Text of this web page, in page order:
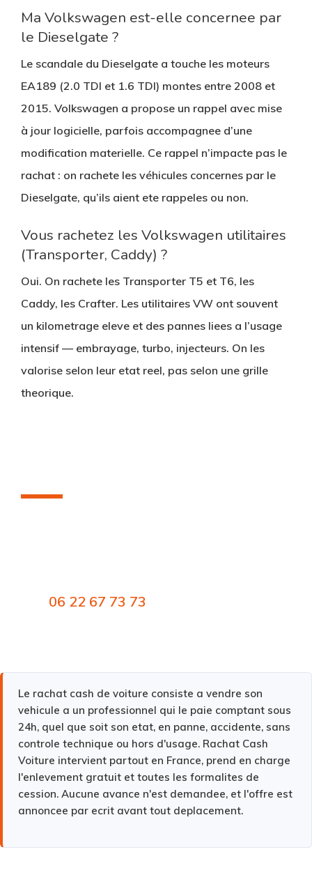
Ma Volkswagen est-elle concernee par
le Dieselgate ?
Le scandale du Dieselgate a touche les moteurs
EA189 (2.0 TDI et 1.6 TDI) montes entre 2008 et
2015. Volkswagen a propose un rappel avec mise
à jour logicielle, parfois accompagnee d’une
modification materielle. Ce rappel n’impacte pas le
rachat : on rachete les véhicules concernes par le
Dieselgate, qu’ils aient ete rappeles ou non.
Vous rachetez les Volkswagen utilitaires
(Transporter, Caddy) ?
Oui. On rachete les Transporter T5 et T6, les
Caddy, les Crafter. Les utilitaires VW ont souvent
un kilometrage eleve et des pannes liees a l’usage
intensif — embrayage, turbo, injecteurs. On les
valorise selon leur etat reel, pas selon une grille
theorique.
06 22 67 73 73
Le rachat cash de voiture consiste a vendre son
vehicule a un professionnel qui le paie comptant sous
24h, quel que soit son etat, en panne, accidente, sans
controle technique ou hors d'usage. Rachat Cash
Voiture intervient partout en France, prend en charge
l'enlevement gratuit et toutes les formalites de
cession. Aucune avance n'est demandee, et l'offre est
annoncee par ecrit avant tout deplacement.